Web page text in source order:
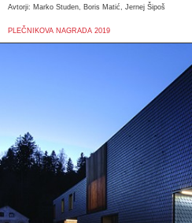
Avtorji: Marko Studen, Boris Matić, Jernej Šipoš
PLEČNIKOVA NAGRADA 2019